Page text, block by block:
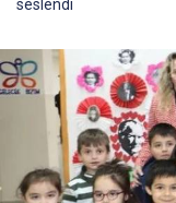
seslendi